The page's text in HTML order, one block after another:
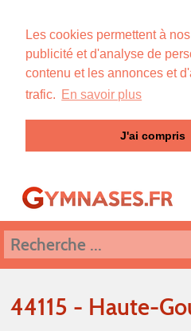
Les cookies permettent à
publicité et d'analyse de
contenu et les annonces et
trafic. En savoir plus
J'ai compris
44115 - Haute-